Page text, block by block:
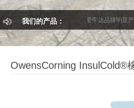
： 我们的产品：
【产品故事】亨斯迈集团旗下爱牢达品牌明星产品
OwensCorning InsulCold®